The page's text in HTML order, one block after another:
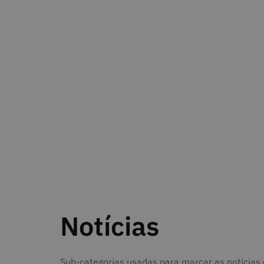
Notícias
Sub-categorias usadas para marcar as notícias